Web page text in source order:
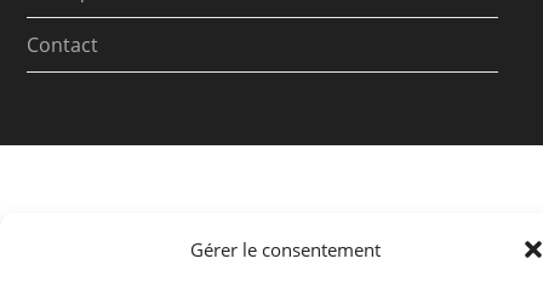
Gérer le consentement
Contact